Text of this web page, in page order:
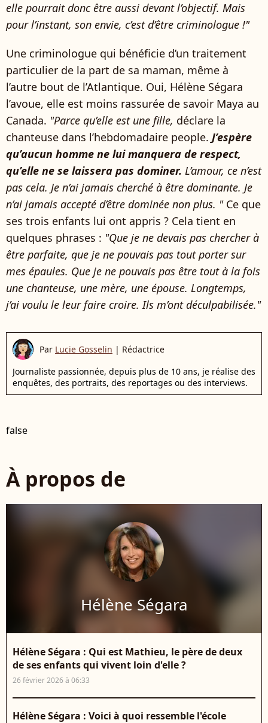
elle pourrait donc être aussi devant l’objectif. Mais
pour l’instant, son envie, c’est d’être criminologue !"
Une criminologue qui bénéficie d’un traitement
particulier de la part de sa maman, même à
l’autre bout de l’Atlantique. Oui, Hélène Ségara
l’avoue, elle est moins rassurée de savoir Maya au
Canada. "Parce qu’elle est une fille, déclare la
chanteuse dans l’hebdomadaire people. J’espère
qu’aucun homme ne lui manquera de respect,
qu’elle ne se laissera pas dominer. L’amour, ce n’est
pas cela. Je n’ai jamais cherché à être dominante. Je
n’ai jamais accepté d’être dominée non plus. "Ce que
ses trois enfants lui ont appris ? Cela tient en
quelques phrases : "Que je ne devais pas chercher à
être parfaite, que je ne pouvais pas tout porter sur
mes épaules. Que je ne pouvais pas être tout à la fois
une chanteuse, une mère, une épouse. Longtemps,
j’ai voulu le leur faire croire. Ils m’ont déculpabilisée."
Par Lucie Gosselin | Rédactrice
Journaliste passionnée, depuis plus de 10 ans, je réalise des
enquêtes, des portraits, des reportages ou des interviews.
false
À propos de
Hélène Ségara
Hélène Ségara : Qui est Mathieu, le père de deux
de ses enfants qui vivent loin d'elle ?
26 février 2026 à 06:33
Hélène Ségara : Voici à quoi ressemble l'école